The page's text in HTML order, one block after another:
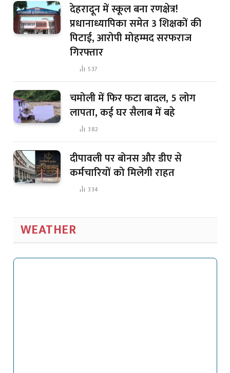
देहरादून में स्कूल बना रणक्षेत्र!
प्रधानाध्यापिका समेत 3 शिक्षकों की
पिटाई, आरोपी मोहम्मद सरफराज
गिरफ्तार
537
चमोली में फिर फटा बादल, 5 लोग
लापता, कई घर सैलाब में बहे
382
दीपावली पर बोनस और डीए से
कर्मचारियों को मिलेगी राहत
334
WEATHER